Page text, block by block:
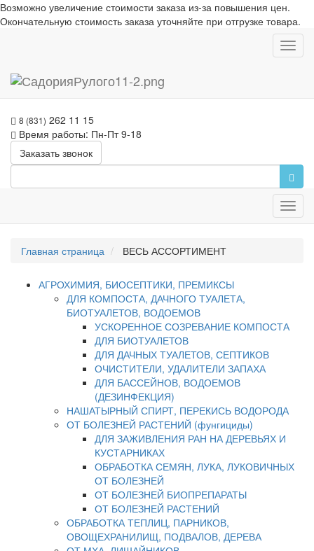
Возможно увеличение стоимости заказа из-за повышения цен.
Окончательную стоимость заказа уточняйте при отгрузке товара.
8 (831) 262 11 15
Время работы: Пн-Пт 9-18
Заказать звонок
Главная страница ВЕСЬ АССОРТИМЕНТ
АГРОХИМИЯ, БИОСЕПТИКИ, ПРЕМИКСЫ
ДЛЯ КОМПОСТА, ДАЧНОГО ТУАЛЕТА,
БИОТУАЛЕТОВ, ВОДОЕМОВ
УСКОРЕННОЕ СОЗРЕВАНИЕ КОМПОСТА
ДЛЯ БИОТУАЛЕТОВ
ДЛЯ ДАЧНЫХ ТУАЛЕТОВ, СЕПТИКОВ
ОЧИСТИТЕЛИ, УДАЛИТЕЛИ ЗАПАХА
ДЛЯ БАССЕЙНОВ, ВОДОЕМОВ
(ДЕЗИНФЕКЦИЯ)
НАШАТЫРНЫЙ СПИРТ, ПЕРЕКИСЬ ВОДОРОДА
ОТ БОЛЕЗНЕЙ РАСТЕНИЙ (фунгициды)
ДЛЯ ЗАЖИВЛЕНИЯ РАН НА ДЕРЕВЬЯХ И
КУСТАРНИКАХ
ОБРАБОТКА СЕМЯН, ЛУКА, ЛУКОВИЧНЫХ
ОТ БОЛЕЗНЕЙ
ОТ БОЛЕЗНЕЙ БИОПРЕПАРАТЫ
ОТ БОЛЕЗНЕЙ РАСТЕНИЙ
ОБРАБОТКА ТЕПЛИЦ, ПАРНИКОВ,
ОВОЩЕХРАНИЛИЩ, ПОДВАЛОВ, ДЕРЕВА